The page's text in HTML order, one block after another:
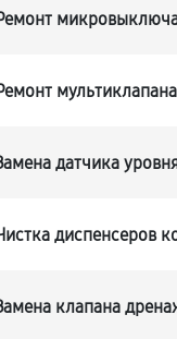
мультиклапана
датчика
диспенсеров
клапана